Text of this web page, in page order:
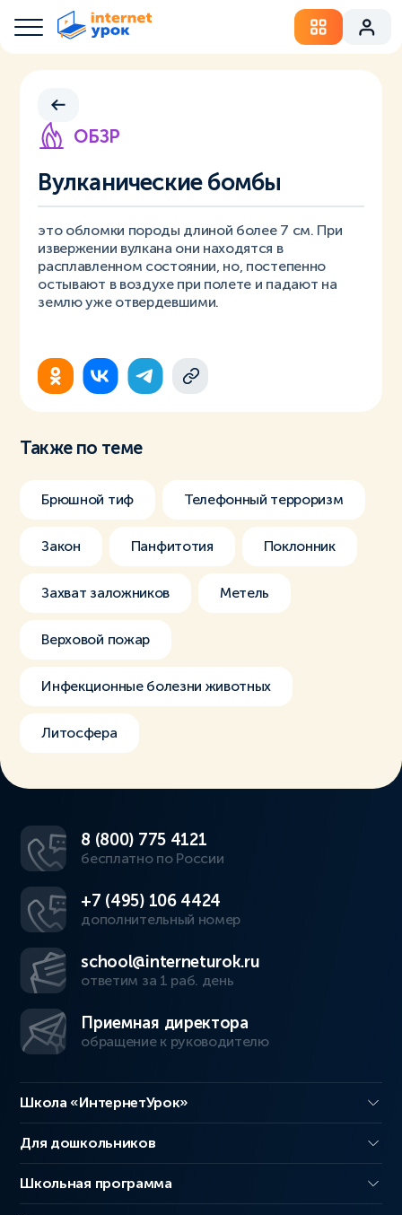
ОБЗР
Вулканические бомбы
это обломки породы длиной более 7 см. При
извержении вулкана они находятся в
расплавленном состоянии, но, постепенно
остывают в воздухе при полете и падают на
землю уже отвердевшими.
Также по теме
Брюшной тиф Телефонный терроризм
Закон Панфитотия Поклонник
Захват заложников Метель
Верховой пожар
Инфекционные болезни животных
Литосфера
8 (800) 775 4121
бесплатно по России
+7 (495) 106 4424
дополнительный номер
school@interneturok.ru
ответим за 1 раб. день
Приемная директора
обращение к руководителю
Школа «ИнтернетУрок»
Для дошкольников
Школьная программа